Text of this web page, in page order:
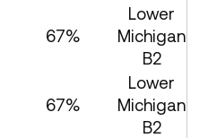
67%
Lower
Michigan
B2
67%
Lower
Michigan
B2